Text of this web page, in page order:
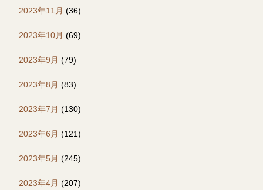
2023年11月 (36)
2023年10月 (69)
2023年9月 (79)
2023年8月 (83)
2023年7月 (130)
2023年6月 (121)
2023年5月 (245)
2023年4月 (207)